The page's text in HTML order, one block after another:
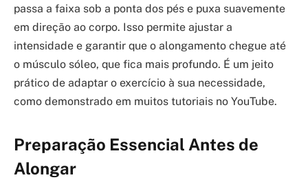
passa a faixa sob a ponta dos pés e puxa suavemente
em direção ao corpo. Isso permite ajustar a
intensidade e garantir que o alongamento chegue até
o músculo sóleo, que fica mais profundo. É um jeito
prático de adaptar o exercício à sua necessidade,
como demonstrado em muitos tutoriais no YouTube.
Preparação Essencial Antes de
Alongar